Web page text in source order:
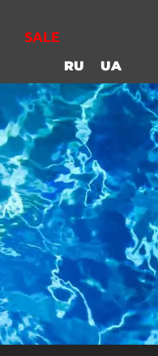
SALE
RU UA